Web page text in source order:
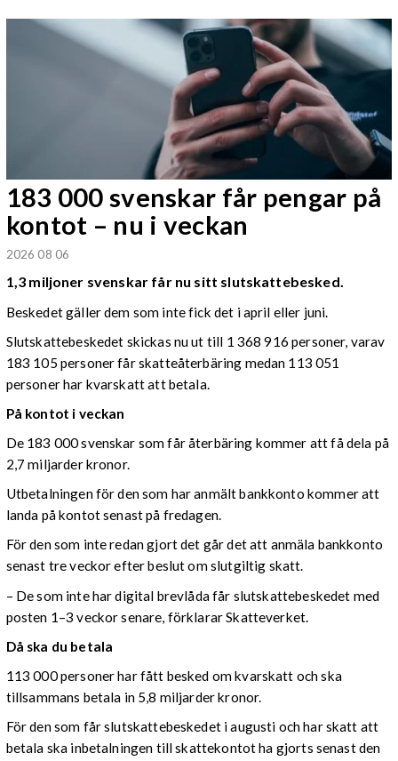
183 000 svenskar får pengar på
kontot – nu i veckan
2026 08 06
1,3 miljoner svenskar får nu sitt slutskattebesked.
Beskedet gäller dem som inte fick det i april eller juni.
Slutskattebeskedet skickas nu ut till 1 368 916 personer, varav
183 105 personer får skatteåterbäring medan 113 051
personer har kvarskatt att betala.
På kontot i veckan
De 183 000 svenskar som får återbäring kommer att få dela på
2,7 miljarder kronor.
Utbetalningen för den som har anmält bankkonto kommer att
landa på kontot senast på fredagen.
För den som inte redan gjort det går det att anmäla bankkonto
senast tre veckor efter beslut om slutgiltig skatt.
– De som inte har digital brevlåda får slutskattebeskedet med
posten 1–3 veckor senare, förklarar Skatteverket.
Då ska du betala
113 000 personer har fått besked om kvarskatt och ska
tillsammans betala in 5,8 miljarder kronor.
För den som får slutskattebeskedet i augusti och har skatt att
betala ska inbetalningen till skattekontot ha gjorts senast den